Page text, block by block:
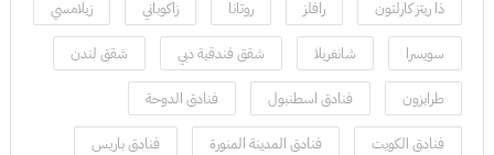
ذا ريتز كارلتون رافلز روتانا زاكوباني زيلامسي
سويسرا شانغريلا شقق فندقية دبي شقق لندن
طرابزون فنادق اسطنبول فنادق الدوحة
فنادق الكويت فنادق المدينة المنورة فنادق باريس